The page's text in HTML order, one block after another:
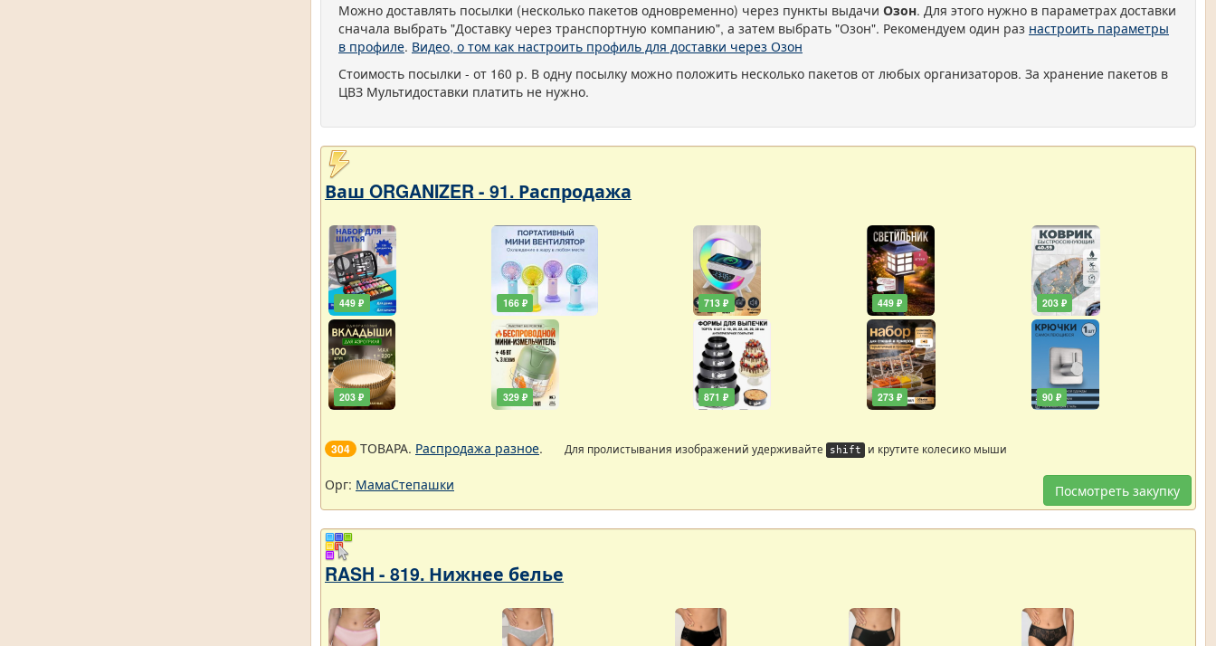
Можно доставлять посылки (несколько пакетов одновременно) через пункты выдачи Озон. Для этого нужно в параметрах доставки
сначала выбрать "Доставку через транспортную компанию", а затем выбрать "Озон". Рекомендуем один раз настроить параметры
в профиле. Видео, о том как настроить профиль для доставки через Озон
Стоимость посылки - от 160 р. В одну посылку можно положить несколько пакетов от любых организаторов. За хранение пакетов в
ЦВЗ Мультидоставки платить не нужно.
Ваш ORGANIZER - 91. Распродажа
449 ₽
203 ₽
166 ₽
329 ₽
713 ₽
871 ₽
449 ₽
273 ₽
203 ₽
90 ₽
304 ТОВАРА. Распродажа разное. Для пролистывания изображений удерживайте shift и крутите колесико мыши
Посмотреть закупку
Орг: МамаСтепашки
RASH - 819. Нижнее белье